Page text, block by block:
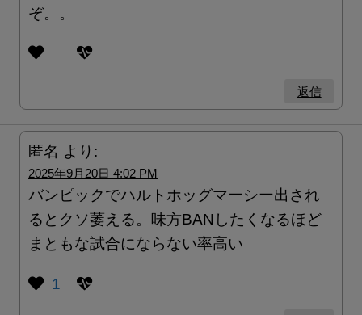
ぞ。。
返信
匿名 より:
2025年9月20日 4:02 PM
バンピックでハルトホッグマーシー出され
るとクソ萎える。味方BANしたくなるほど
まともな試合にならない率高い
1